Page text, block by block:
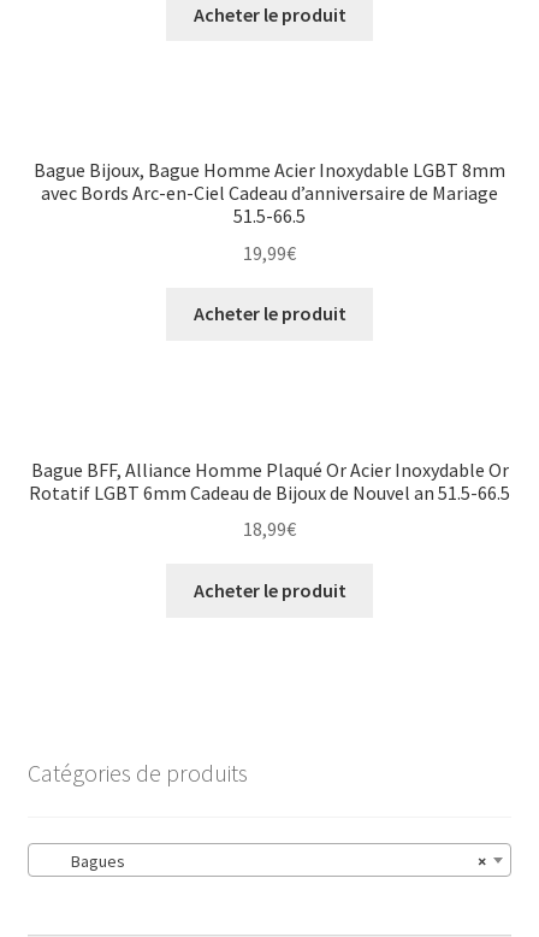
Acheter le produit
Bague Bijoux, Bague Homme Acier Inoxydable LGBT 8mm
avec Bords Arc-en-Ciel Cadeau d’anniversaire de Mariage
51.5-66.5
19,99€
Acheter le produit
Bague BFF, Alliance Homme Plaqué Or Acier Inoxydable Or
Rotatif LGBT 6mm Cadeau de Bijoux de Nouvel an 51.5-66.5
18,99€
Acheter le produit
Catégories de produits
×
Bagues